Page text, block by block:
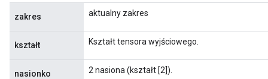
zakres aktualny zakres
kształt Kształt tensora wyjściowego.
nasionko 2 nasiona (kształt [2]).